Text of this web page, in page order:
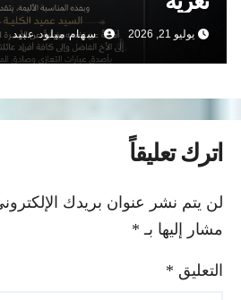
يوليو 21, 2026 سهام ميلود عبيد
اترك تعليقاً
لن يتم نشر عنوان بريدك الإلكتروني.
مشار إليها بـ *
التعليق*